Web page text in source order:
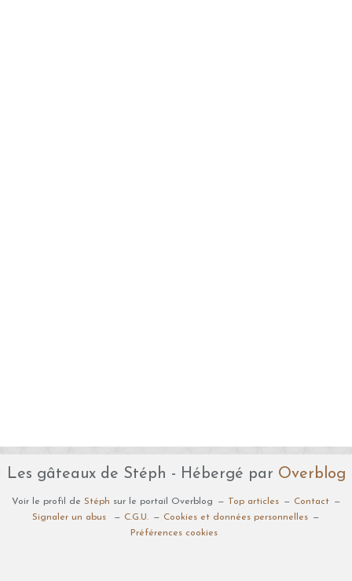
Les gâteaux de Stéph - Hébergé par Overblog
Voir le profil de Stéph sur le portail Overblog Top articles
Contact
Signaler un abus
C.G.U.
Cookies et données personnelles
Préférences cookies